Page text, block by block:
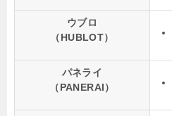
ウブロ
（HUBLOT）
パネライ
（PANERAI）